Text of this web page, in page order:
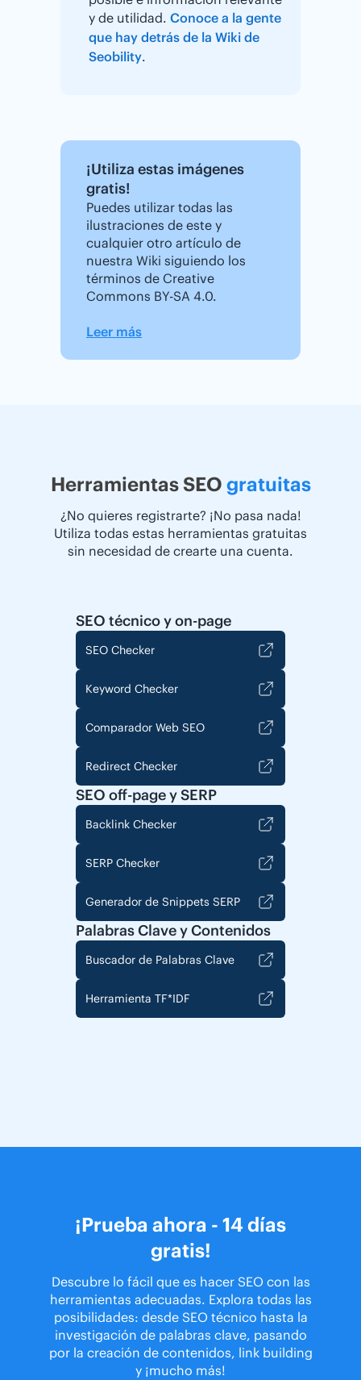
y de utilidad. Conoce a la gente
que hay detrás de la Wiki de
Seobility.
¡Utiliza estas imágenes
gratis!
Puedes utilizar todas las
ilustraciones de este y
cualquier otro artículo de
nuestra Wiki siguiendo los
términos de Creative
Commons BY-SA 4.0.
Leer más
Herramientas SEO gratuitas
¿No quieres registrarte? ¡No pasa nada!
Utiliza todas estas herramientas gratuitas
sin necesidad de crearte una cuenta.
SEO técnico y on-page
SEO Checker
Keyword Checker
Comparador Web SEO
Redirect Checker
SEO off-page y SERP
Backlink Checker
SERP Checker
Generador de Snippets SERP
Palabras Clave y Contenidos
Buscador de Palabras Clave
Herramienta TF*IDF
¡Prueba ahora - 14 días
gratis!
Descubre lo fácil que es hacer SEO con las
herramientas adecuadas. Explora todas las
posibilidades: desde SEO técnico hasta la
investigación de palabras clave, pasando
por la creación de contenidos, link building
y ¡mucho más!